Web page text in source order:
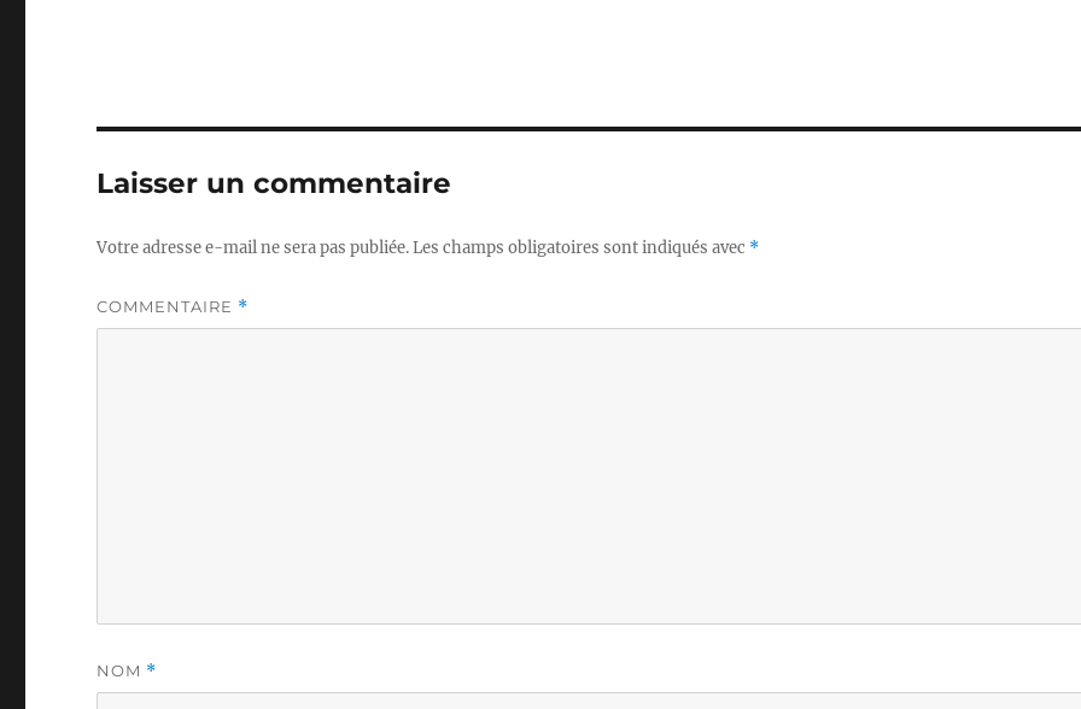
Laisser un commentaire
Votre adresse e-mail ne sera pas publiée.Les champs obligatoires sont indiqués avec *
COMMENTAIRE *
NOM *